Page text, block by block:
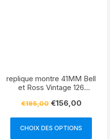
replique montre 41MM Bell
et Ross Vintage 126
€195,00 €156,00
CHOIX DES OPTIONS